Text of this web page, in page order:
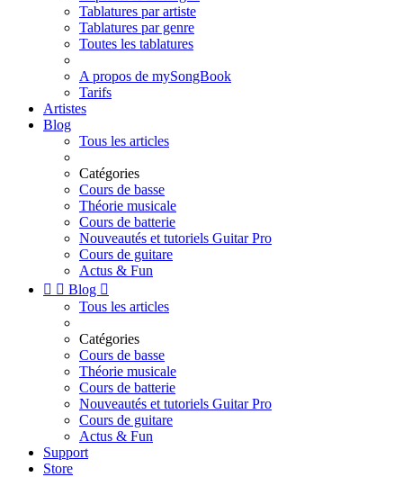
Tablatures par artiste
Tablatures par genre
Toutes les tablatures
A propos de mySongBook
Tarifs
Artistes
Blog
Tous les articles
Catégories
Cours de basse
Théorie musicale
Cours de batterie
Nouveautés et tutoriels Guitar Pro
Cours de guitare
Actus & Fun
  Blog 
Tous les articles
Catégories
Cours de basse
Théorie musicale
Cours de batterie
Nouveautés et tutoriels Guitar Pro
Cours de guitare
Actus & Fun
Support
Store